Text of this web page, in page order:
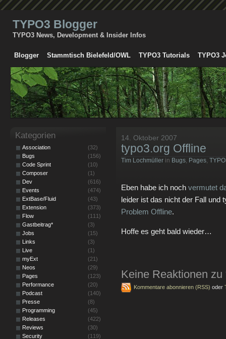
TYPO3 Blogger
TYPO3 News, Development & Insider Infos
Blogger Stammtisch Bielefeld/OWL TYPO3 Tutorials TYPO3
14. Oktober 2007
typo3.org Offline
Tim Lochmüller in Bugs, Pages,
Eben habe ich noch vermutet
leider ist das nicht der Fall und
Problem Offline.
Hoffe es geht bald wieder…
Keine Reaktionen zu
Kommentare abonnieren (RSS) oder
Kategorien
Association
(32)
Bugs
(156)
Code Sprint
(10)
Composer
(1)
Dev
(616)
Events
(474)
ExtBase/Fluid
(43)
Extension
(373)
Flow
(111)
Gastbeitrag*
(3)
Jobs
(15)
Links
(3)
Live
(1)
myExt
(21)
Neos
(29)
Pages
(123)
Performance
(20)
Podcast
(140)
Presse
(8)
Programming
(45)
Releases
(422)
Reviews
(30)
Security
(119)